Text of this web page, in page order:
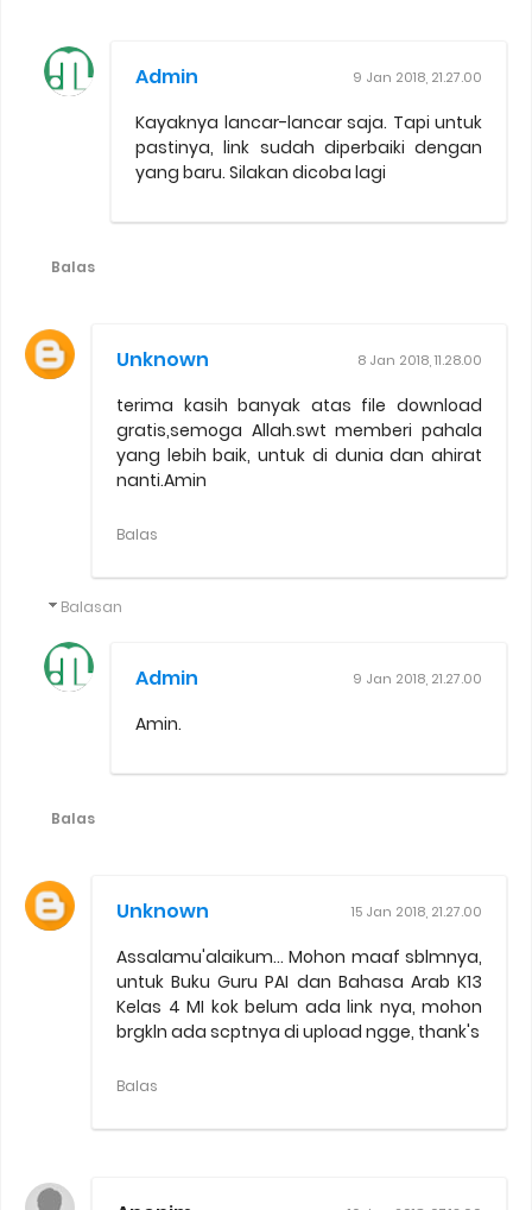
Admin 9 Jan 2018, 21.27.00
Kayaknya lancar-lancar saja. Tapi untuk
pastinya, link sudah diperbaiki dengan
yang baru. Silakan dicoba lagi
Balas
Unknown 8 Jan 2018, 11.28.00
terima kasih banyak atas file download
gratis,semoga Allah.swt memberi pahala
yang lebih baik, untuk di dunia dan ahirat
nanti.Amin
Balas
Balasan
Admin 9 Jan 2018, 21.27.00
Amin.
Balas
Unknown 15 Jan 2018, 21.27.00
Assalamu'alaikum... Mohon maaf sblmnya,
untuk Buku Guru PAI dan Bahasa Arab K13
Kelas 4 MI kok belum ada link nya, mohon
brgkln ada scptnya di upload ngge, thank's
Balas